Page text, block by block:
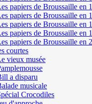
papiers de Broussaille en
papiers de Broussaille en
papiers de Broussaille en
papiers de Broussaille en
papiers de Broussaille en
courtes
vieux musée
a disparu
musicale
Crocodiles